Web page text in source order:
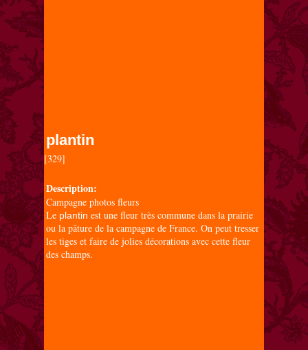
plantin
[329]
Description:
Campagne photos fleurs
Le plantin est une fleur très commune dans la prairie
ou la pâture de la campagne de France. On peut tresser
les tiges et faire de jolies décorations avec cette fleur
des champs.